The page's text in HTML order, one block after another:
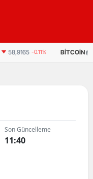
58,9165 -0.11% BITCOIN
Son Güncelleme
11:40